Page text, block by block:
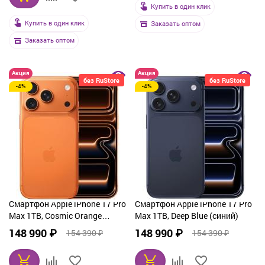
Купить в один клик
Заказать оптом
Купить в один клик
Заказать оптом
без RuStore
Акция
-4%
Смартфон Apple iPhone 17 Pro
Max 1TB, Cosmic Orange
(оранжевый)
148 990 ₽ 154 390 ₽
без RuStore
Акция
-4%
Смартфон Apple iPhone 17 Pro
Max 1TB, Deep Blue (синий)
148 990 ₽ 154 390 ₽